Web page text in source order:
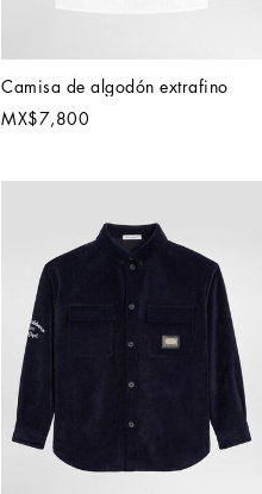
Camisa de algodón extrafino
MX$7,800